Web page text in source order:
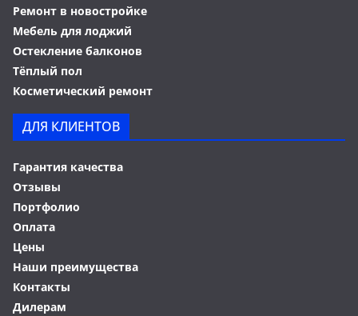
Ремонт в новостройке
Мебель для лоджий
Остекление балконов
Тёплый пол
Косметический ремонт
ДЛЯ КЛИЕНТОВ
Гарантия качества
Отзывы
Портфолио
Оплата
Цены
Наши преимущества
Контакты
Дилерам